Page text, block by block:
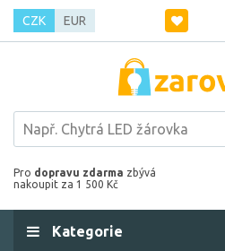
CZK EUR
Pro dopravu zdarma zbývá
nakoupit za 1 500 Kč
Kategorie